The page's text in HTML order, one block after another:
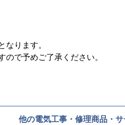
ります。
で予めご了承ください。
他の電気工事・修理商品・